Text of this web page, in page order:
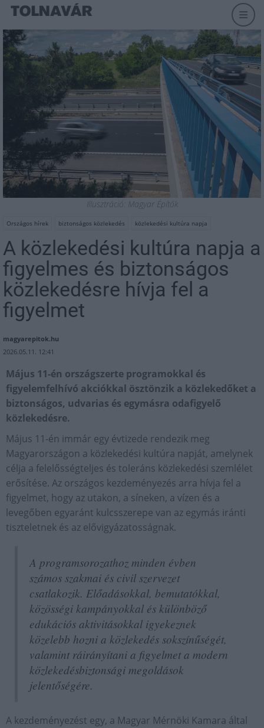
Illusztráció: Magyar Építők
Országos hírek biztonságos közlekedés közlekedési kultúra napja
A közlekedési kultúra napja a
figyelmes és biztonságos
közlekedésre hívja fel a
figyelmet
magyarepitok.hu
2026.05.11. 12:41
Május 11-én országszerte programokkal és
figyelemfelhívó akciókkal ösztönzik a közlekedőket a
biztonságos, udvarias és egymásra odafigyelő
közlekedésre.
Május 11-én immár egy évtizede rendezik meg
Magyarországon a közlekedési kultúra napját, amelynek
célja a felelősségteljes és toleráns közlekedési szemlélet
erősítése. Az országos kezdeményezés arra hívja fel a
figyelmet, hogy az utakon, a síneken, a vízen és a
levegőben egyaránt kulcsszerepe van az egymás iránti
tiszteletnek és az elővigyázatosságnak.
A programsorozathoz minden évben
számos szakmai és civil szervezet
csatlakozik. Előadásokkal, bemutatókkal,
közösségi kampányokkal és különböző
edukációs aktivitásokkal igyekeznek
közelebb hozni a közlekedés sokszínűségét,
valamint ráirányítani a figyelmet a modern
közlekedésbiztonsági megoldások
jelentőségére.
A kezdeményezést egy, a Magyar Mérnöki Kamara által